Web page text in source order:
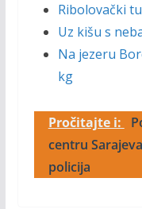
Ribolovački
Uz kišu s
Na jezeru
kg
Pročitajte i:
centru
policija